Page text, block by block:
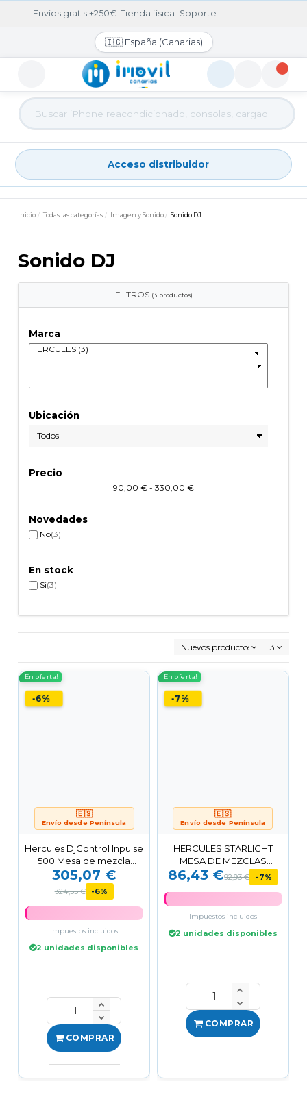
Envíos gratis +250€ ·Tienda física · Soporte
🇮🇨 España (Canarias)
Acceso distribuidor
Acceso distribuidor
Inicio Todas las categorías Imagen y Sonido Sonido DJ
Sonido DJ
FILTROS (3 productos)
Marca
Ubicación
Precio
90,00 € - 330,00 €
Novedades
No(3)
En stock
Si(3)
Nuevos productos primero
3
¡En oferta!
-6%
🇪🇸
Envío desde Península
Hercules DjControl Inpulse
500 Mesa de mezcla
Consola DJ 2 decks...
305,07 €
324,55 € -6%
Impuestos incluidos
2 unidades disponibles
COMPRAR
¡En oferta!
-7%
🇪🇸
Envío desde Península
HERCULES STARLIGHT
MESA DE MEZCLAS
CONSOLA DJ CONTROL
86,43 €92,93 € -7%
Impuestos incluidos
2 unidades disponibles
COMPRAR